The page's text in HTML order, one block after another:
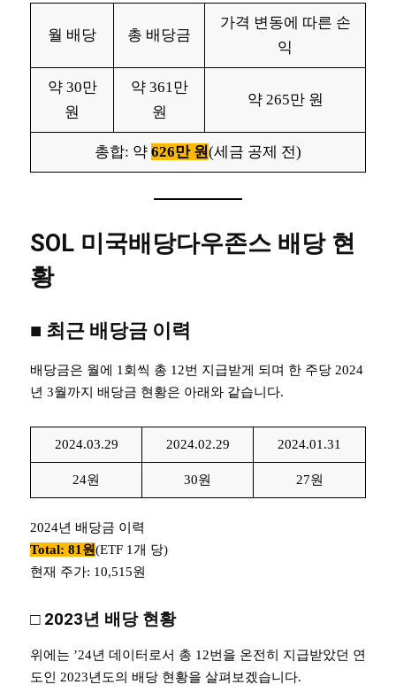
월 배당 총 배당금
가격 변동에 따른 손
익
약 30만
원
약 361만
원
약 265만 원
총합: 약 626만 원(세금 공제 전)
SOL 미국배당다우존스 배당 현
황
■ 최근 배당금 이력
배당금은 월에 1회씩 총 12번 지급받게 되며 한 주당 2024
년 3월까지 배당금 현황은 아래와 같습니다.
2024.03.29 2024.02.29 2024.01.31
24원 30원 27원
2024년 배당금 이력
Total: 81원(ETF 1개 당)
현재 주가: 10,515원
□ 2023년 배당 현황
위에는 ’24년 데이터로서 총 12번을 온전히 지급받았던 연
도인 2023년도의 배당 현황을 살펴보겠습니다.